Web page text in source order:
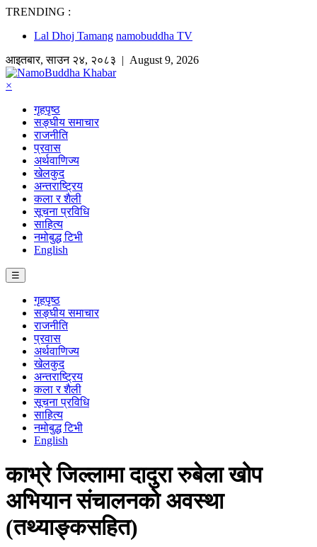
TRENDING :
Lal Dhoj Tamang namobuddha TV
आइतबार,साउन २४, २०८३ | August 9, 2026
×
गृहपृष्ठ
सङ्घीय समाचार
राजनीति
प्रवास
अर्थवाणिज्य
खेलकुद
अन्तराष्ट्रिय
कला र शैली
सूचना प्रविधि
साहित्य
नमोबुद्ध टिभी
English
☰
गृहपृष्ठ
सङ्घीय समाचार
राजनीति
प्रवास
अर्थवाणिज्य
खेलकुद
अन्तराष्ट्रिय
कला र शैली
सूचना प्रविधि
साहित्य
नमोबुद्ध टिभी
English
काभ्रे जिल्लामा दादुरा रुबेला खोप
अभियान संचालनको अवस्था
(तथ्याङ्कसहित)